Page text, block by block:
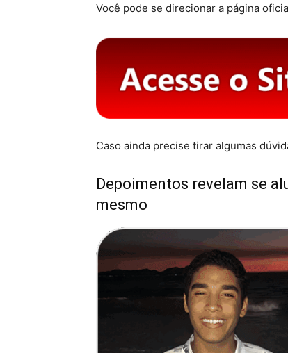
Você pode se direcionar a página
Caso ainda precise tirar algumas
Depoimentos revelam se
mesmo